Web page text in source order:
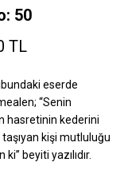
50
TL
eserde
“Senin
hasretinin kederini
taşıyan kişi mutluluğu
ki” beyiti yazılıdır.